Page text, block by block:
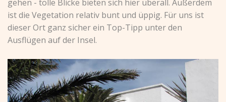
gehen - tolle Blicke bieten sich hier überall. Außerdem
ist die Vegetation relativ bunt und üppig. Für uns ist
dieser Ort ganz sicher ein Top-Tipp unter den
Ausflügen auf der Insel.